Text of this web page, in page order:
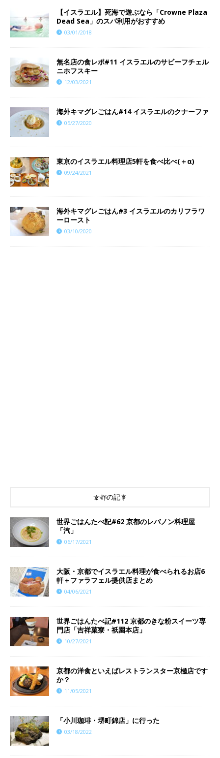
【イスラエル】死海で遊ぶなら「Crowne Plaza
Dead Sea」のスパ利用がおすすめ
03/01/2018
無名店の食レポ#11 イスラエルのサビーフチェル
ニホフスキー
12/03/2021
海外キマグレごはん#14 イスラエルのクナーファ
05/27/2020
東京のイスラエル料理店5軒を食べ比べ(＋α)
09/24/2021
海外キマグレごはん#3 イスラエルのカリフラワ
ーロースト
03/10/2020
京都の記事
世界ごはんたべ記#62 京都のレバノン料理屋
「汽」
06/17/2021
大阪・京都でイスラエル料理が食べられるお店6
軒＋ファラフェル提供店まとめ
04/06/2021
世界ごはんたべ記#112 京都のきな粉スイーツ専
門店「吉祥菓寮・祇園本店」
10/27/2021
京都の洋食といえばレストランスター京極店です
か？
11/05/2021
「小川珈琲・堺町錦店」に行った
03/18/2022